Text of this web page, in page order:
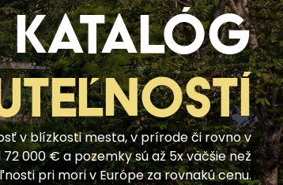
KATALÓG
v blízkosti mesta, v prírode či rovno v
000 € a pozemky sú až 5x väčšie než
pri mori v Európe za rovnakú cenu.